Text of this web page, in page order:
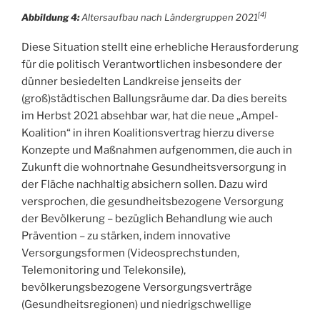
Abbildung 4:Altersaufbau nach Ländergruppen 2021[4]
Diese Situation stellt eine erhebliche Herausforderung
für die politisch Verantwortlichen insbesondere der
dünner besiedelten Landkreise jenseits der
(groß)städtischen Ballungsräume dar. Da dies bereits
im Herbst 2021 absehbar war, hat die neue „Ampel-
Koalition“ in ihren Koalitionsvertrag hierzu diverse
Konzepte und Maßnahmen aufgenommen, die auch in
Zukunft die wohnortnahe Gesundheitsversorgung in
der Fläche nachhaltig absichern sollen. Dazu wird
versprochen, die gesundheitsbezogene Versorgung
der Bevölkerung – bezüglich Behandlung wie auch
Prävention – zu stärken, indem innovative
Versorgungsformen (Videosprechstunden,
Telemonitoring und Telekonsile),
bevölkerungsbezogene Versorgungsverträge
(Gesundheitsregionen) und niedrigschwellige